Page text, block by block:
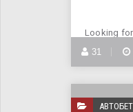
Looking
problem!
31